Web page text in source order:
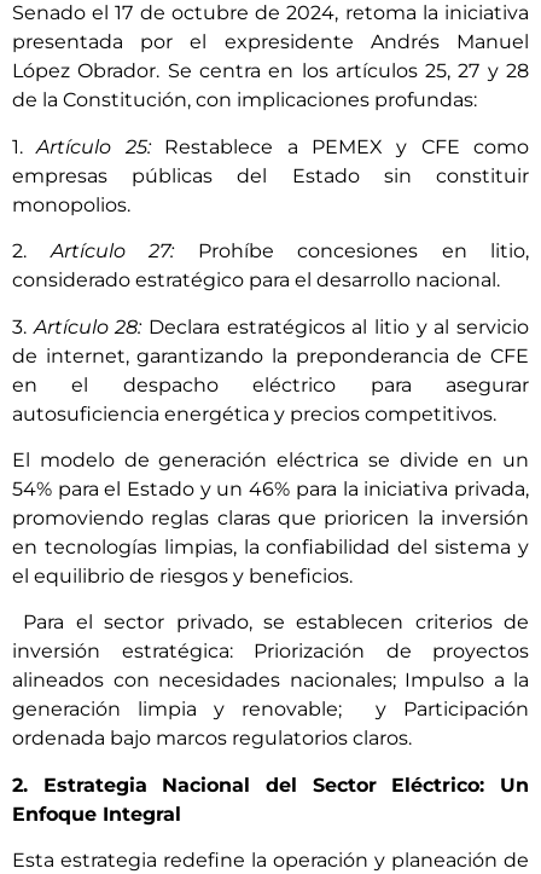
Senado el 17 de octubre de 2024, retoma la iniciativa
presentada por el expresidente Andrés Manuel
López Obrador. Se centra en los artículos 25, 27 y 28
de la Constitución, con implicaciones profundas:
1.Artículo 25:Restablece a PEMEX y CFE como
empresas públicas del Estado sin constituir
monopolios.
2.Artículo 27:Prohíbe concesiones en litio,
considerado estratégico para el desarrollo nacional.
3. Artículo 28:Declara estratégicos al litio y al servicio
de internet, garantizando la preponderancia de CFE
en el despacho eléctrico para asegurar
autosuficiencia energética y precios competitivos.
El modelo de generación eléctrica se divide en un
54% para el Estado y un 46% para la iniciativa privada,
promoviendo reglas claras que prioricen la inversión
en tecnologías limpias, la confiabilidad del sistema y
el equilibrio de riesgos y beneficios.
Para el sector privado, se establecen criterios de
inversión estratégica: Priorización de proyectos
alineados con necesidades nacionales; Impulso a la
generación limpia y renovable; y Participación
ordenada bajo marcos regulatorios claros.
2. Estrategia Nacional del Sector Eléctrico: Un
Enfoque Integral
Esta estrategia redefine la operación y planeación de